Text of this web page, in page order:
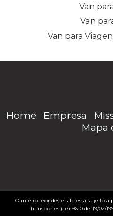
Van
Van
Van para
Home Empresa
Mapa
O inteiro teor deste site está sujeito à
Transportes (Lei 9610 de 19/02/